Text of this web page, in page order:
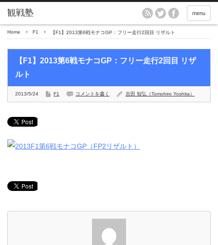
menu
Home F1 【F1】2013第6戦モナコGP：フリー走行2回目 リザルト
【F1】2013第6戦モナコGP：フリー走行2回目 リザ
ルト
2013/5/24 F1 コメントを書く 吉田 知弘（Tomohiro Yoshita）